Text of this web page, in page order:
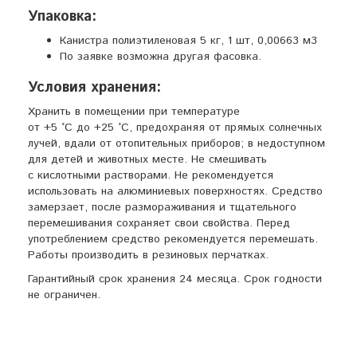
Упаковка:
Канистра полиэтиленовая 5 кг, 1 шт, 0,00663 м3
По заявке возможна другая фасовка.
Условия хранения:
Хранить в помещении при температуре
от +5 °С до +25 °С, предохраняя от прямых солнечных
лучей, вдали от отопительных приборов; в недоступном
для детей и животных месте. Не смешивать
с кислотными растворами. Не рекомендуется
использовать на алюминиевых поверхностях. Средство
замерзает, после размораживания и тщательного
перемешивания сохраняет свои свойства. Перед
употреблением средство рекомендуется перемешать.
Работы производить в резиновых перчатках.
Гарантийный срок хранения 24 месяца. Срок годности
не ограничен.